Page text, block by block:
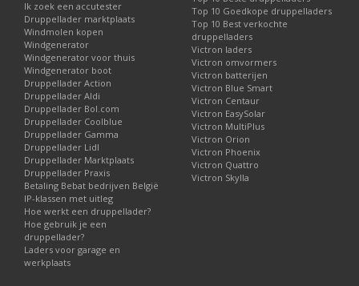
Meerdere aansluitpunten
Vaak voorzien van beschermkap
Dit laadbeheer product draagt bij aan een gestructureerde
bekabeling en overzicht in installaties.
Veelgestelde vragen over laadbeheer
Wat doet een accubalancer precies?
Deze houdt de spanning van accu’s in een accubank gelijk en
voorkomt ongelijk laden.
Wanneer gebruik ik een laadstroomverdeler?
Als u meerdere accu’s tegelijk wilt laden vanuit één laadbron.
Wat meet een laadsysteemtester?
De accustatus, het startvermogen en de werking van de
dynamo en het laadsysteem.
Ik zoek een accutester
Druppellader marktplaats
Windmolen kopen
Windgenerator
Windgenerator voor thuis
Windgenerator boot
Druppellader Action
Druppellader Aldi
Druppellader Bol.com
Druppellader Coolblue
Druppellader Gamma
Druppellader Lidl
Druppellader Marktplaats
Druppellader Praxis
Betaling Bebat bedrijven België
IP-klassen met uitleg
Hoe werkt een druppellader?
Hoe gebruik je een
druppellader?
Laders voor garage en
werkplaats
Top 10 Goedkope druppelladers
Top 10 Best verkochte
druppelladers
Victron laders
Victron omvormers
Victron batterijen
Victron Blue Smart
Victron Centaur
Victron EasySolar
Victron MultiPlus
Victron Orion
Victron Phoenix
Victron Quattro
Victron Skylla